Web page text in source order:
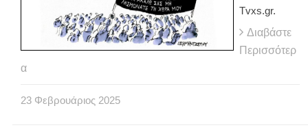
Tvxs.gr.
Διαβάστε
Περισσότερ
α
23 Φεβρουάριος 2025